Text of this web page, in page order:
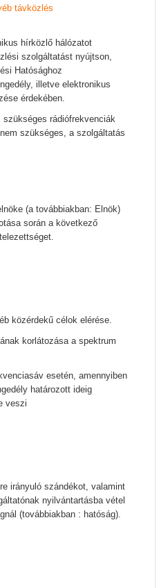
távközlés
hírközlő hálózatot
szolgáltatást nyújtson,
Hatósághoz
illetve elektronikus
érdekében.
rádiófrekvenciák
szükséges, a szolgáltatás
(a továbbiakban: Elnök)
során a következő
közérdekű célok elérése.
korlátozása a spektrum
esetén, amennyiben
határozott ideig
veszi
irányuló szándékot, valamint
nyilvántartásba vétel
(továbbiakban : hatóság).